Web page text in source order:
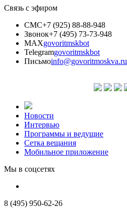
Связь с эфиром
СМС+7 (925) 88-88-948
Звонок+7 (495) 73-73-948
MAXgovoritmskbot
Telegramgovoritmskbot
Письмоinfo@govoritmoskva.ru
Новости
Интервью
Программы и ведущие
Сетка вещания
Мобильное приложение
Мы в соцсетях
8 (495) 950-62-26